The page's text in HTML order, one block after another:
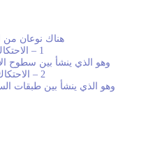
هناك نوعان من
1 – الاحتكاك الجاف :
وهو الذي ينشأ بين سطوح
2 – الاحتكاك الرطب :
وهو الذي ينشأ بين طبقات